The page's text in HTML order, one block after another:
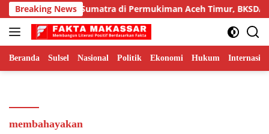
Langsung
ke
konten
Breaking News
Teror Harimau Sumatra di Permukiman Aceh Timur, BKSDA
Beranda Sulsel Nasional Politik Ekonomi Hukum
membahayakan